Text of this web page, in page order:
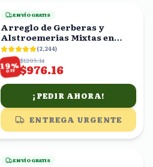
ENVÍO GRATIS
Arreglo de Gerberas y
Alstroemerias Mixtas en
Florero con Moño Verde
(2,244)
19%
OFF
$1205.14
$976.16
¡PEDIR AHORA!
ENTREGA URGENTE
ENVÍO GRATIS